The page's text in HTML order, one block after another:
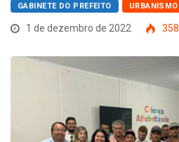
GABINETE DO PREFEITO URBANISMO
1 de dezembro de 2022 358